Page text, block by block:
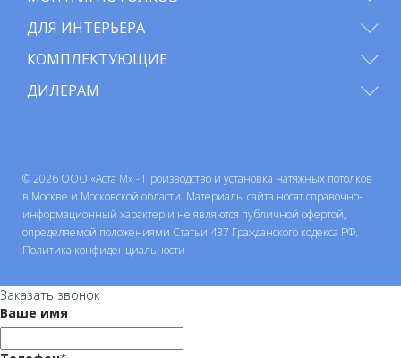
ДЛЯ ИНТЕРЬЕРА
КОМПЛЕКТУЮЩИЕ
ДИЛЕРАМ
© 2026 ООО «Аста М» - Производство и установка натяжных потолков
в Москве и Московской области. Материалы сайта носят справочно-
информационный характер и не являются публичной офертой,
определяемой положениями Статьи 437 Гражданского кодекса РФ.
Политика конфиденциальности
Заказать звонок
Ваше имя